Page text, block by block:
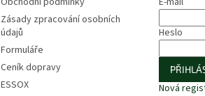
Zásady zpracování osobních
údajů
Formuláře
Ceník dopravy
ESSOX
Heslo
Nová